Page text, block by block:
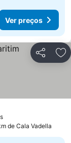
Ver preços
Partilhar
de Cala Vadella